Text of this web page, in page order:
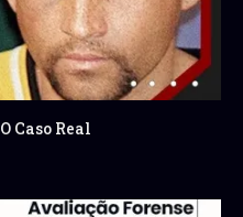
Caso Real